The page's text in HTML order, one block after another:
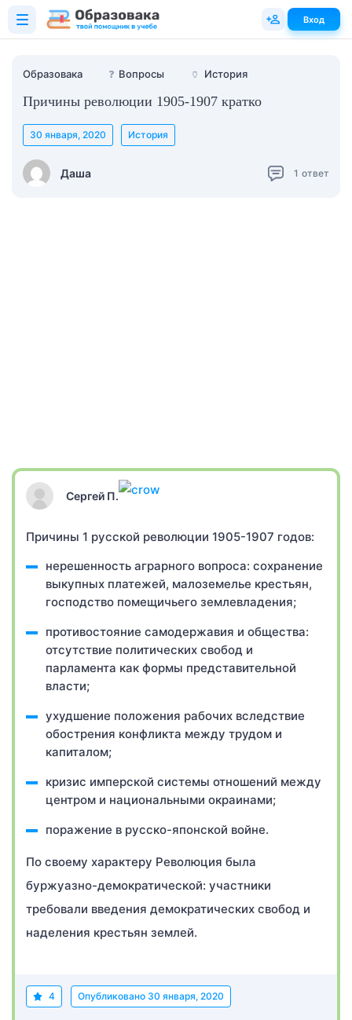
Образовака ❓ Вопросы 🏺 История
Причины революции 1905-1907 кратко
Даша
30 января, 2020 История
1 ответ
Сергей П.
Причины 1 русской революции 1905-1907 годов:
нерешенность аграрного вопроса: сохранение
выкупных платежей, малоземелье крестьян,
господство помещичьего землевладения;
противостояние самодержавия и общества:
отсутствие политических свобод и
парламента как формы представительной
власти;
ухудшение положения рабочих вследствие
обострения конфликта между трудом и
капиталом;
кризис имперской системы отношений между
центром и национальными окраинами;
поражение в русско-японской войне.
По своему характеру Революция была
буржуазно-демократической: участники
требовали введения демократических свобод и
наделения крестьян землей.
4 Опубликовано 30 января, 2020
Вход